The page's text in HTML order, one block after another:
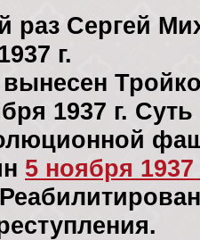
раз Сергей
г.
1937 г.
5 ноября 1937